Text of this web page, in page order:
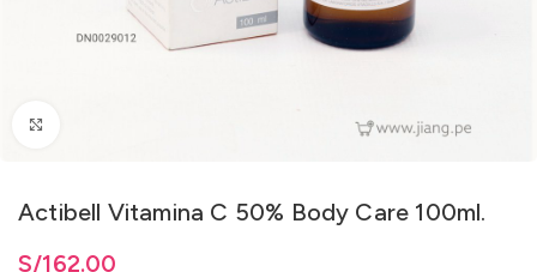
Actibell Vitamina C 50% Body Care 100ml.
S/162.00